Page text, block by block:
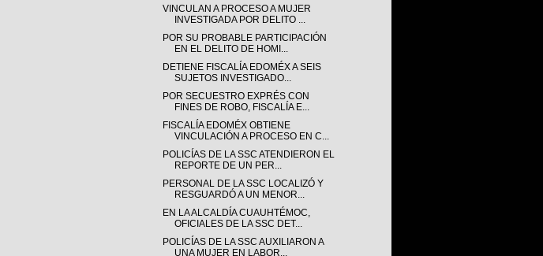
VINCULAN A PROCESO A MUJER
INVESTIGADA POR DELITO ...
POR SU PROBABLE PARTICIPACIÓN
EN EL DELITO DE HOMI...
DETIENE FISCALÍA EDOMÉX A SEIS
SUJETOS INVESTIGADO...
POR SECUESTRO EXPRÉS CON
FINES DE ROBO, FISCALÍA E...
FISCALÍA EDOMÉX OBTIENE
VINCULACIÓN A PROCESO EN C...
POLICÍAS DE LA SSC ATENDIERON EL
REPORTE DE UN PER...
PERSONAL DE LA SSC LOCALIZÓ Y
RESGUARDÓ A UN MENOR...
EN LA ALCALDÍA CUAUHTÉMOC,
OFICIALES DE LA SSC DET...
POLICÍAS DE LA SSC AUXILIARON A
UNA MUJER EN LABOR...